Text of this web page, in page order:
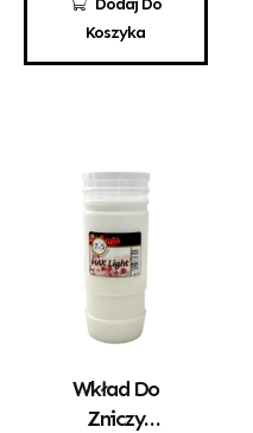
Dodaj Do
Koszyka
EKO ZW 30
Wkład Do
Zniczy